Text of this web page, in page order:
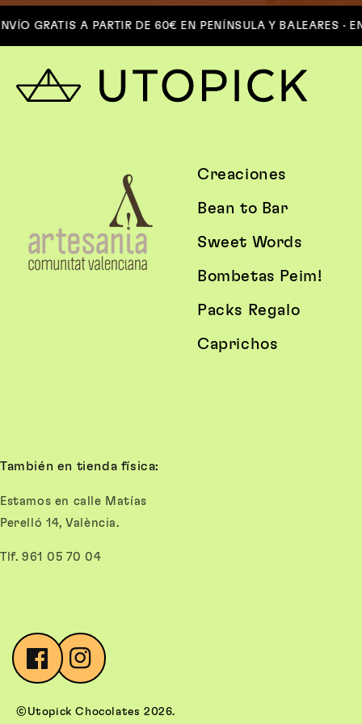
A PARTIR DE 60€ EN PENÍNSULA Y BALEARES ·
Creaciones
Bean to Bar
Sweet Words
Bombetas Peim!
Packs Regalo
Caprichos
También en tienda física:
Estamos en calle Matías
Perelló 14, València.
Tlf. 961 05 70 04
FacebookInstagram
©Utopick Chocolates 2026.